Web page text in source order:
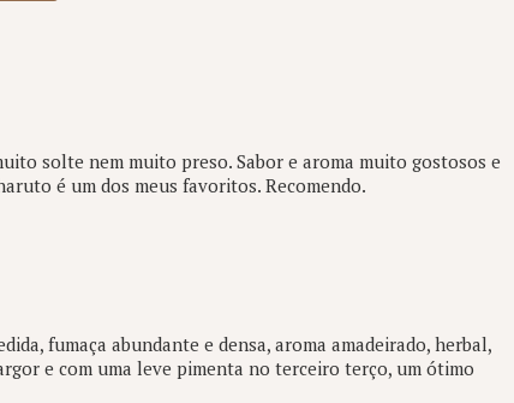
solte nem muito preso. Sabor e aroma muito gostosos e
é um dos meus favoritos. Recomendo.
fumaça abundante e densa, aroma amadeirado, herbal,
e com uma leve pimenta no terceiro terço, um ótimo